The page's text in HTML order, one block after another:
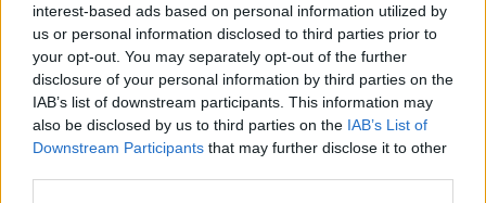
interest-based ads based on personal information utilized by
us or personal information disclosed to third parties prior to
your opt-out. You may separately opt-out of the further
disclosure of your personal information by third parties on the
IAB’s list of downstream participants. This information may
also be disclosed by us to third parties on the IAB’s List of
Downstream Participants that may further disclose it to other
ΝΕΕΣ ΤΕΧΝΟΛΟΓΙΕΣ
Μυτιληναίος: Η εξασφάλιση της εμπορικής
συμφωνίας προμήθειας γαλλίου αποτελεί
ορόσημο για την ευρωπαϊκή μεταλλουργία
και τον εφοδιασμό κρίσιμων πρώτων υλών
30/07/2026 - 08:50